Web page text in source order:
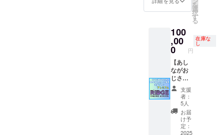
ロゴデ
ザイン
の場合
は選択
してい
ただ
き、後
日弊社
からご
連絡さ
せてい
ただき
ます
きりの
発達支
援のス
ペシャ
ルゲス
トが登
壇予定
です！
２０２
５年７
月１３
（日）
SCHOO
Lのホー
ジの支
援者様
一覧
に、支
援者様
のお名
前
（ニッ
クネー
ム）を
掲載し
ます。
・掲載
期間：
を
選
択
す
る
100
,00
0 円
在庫な
し
【あし
ながお
じさん
応援
HPにお
名前・
企業
名・法
人名
掲載プ
支援
者：
5人
お届
け予
定：
2025